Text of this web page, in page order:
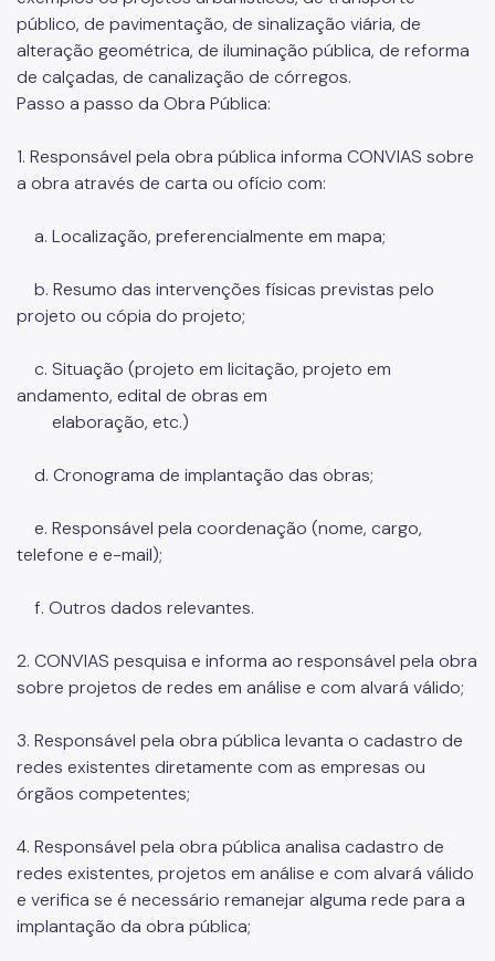
público, de pavimentação, de sinalização viária, de
alteração geométrica, de iluminação pública, de reforma
de calçadas, de canalização de córregos.
Passo a passo da Obra Pública:
1. Responsável pela obra pública informa CONVIAS sobre
a obra através de carta ou ofício com:
a. Localização, preferencialmente em mapa;
b. Resumo das intervenções físicas previstas pelo
projeto ou cópia do projeto;
c. Situação (projeto em licitação, projeto em
andamento, edital de obras em
elaboração, etc.)
d. Cronograma de implantação das obras;
e. Responsável pela coordenação (nome, cargo,
telefone e e-mail);
f. Outros dados relevantes.
2. CONVIAS pesquisa e informa ao responsável pela obra
sobre projetos de redes em análise e com alvará válido;
3. Responsável pela obra pública levanta o cadastro de
redes existentes diretamente com as empresas ou
órgãos competentes;
4. Responsável pela obra pública analisa cadastro de
redes existentes, projetos em análise e com alvará válido
e verifica se é necessário remanejar alguma rede para a
implantação da obra pública;